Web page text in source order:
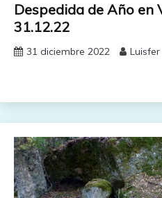
Despedida de Año en
31.12.22
31 diciembre 2022 Luisfer